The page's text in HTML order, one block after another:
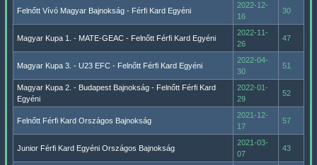
Felnőtt Vívó Magyar Bajnokság - Férfi Kard Egyéni
2022-12-
16
30
Magyar Kupa 1. - MATE-GEAC - Felnőtt Férfi Kard Egyéni
2022-11-
26
47
Magyar Kupa 3. - U23 EFC - Felnőtt Férfi Kard Egyéni
2022-04-
30
51
Magyar Kupa 2. - Budapest Bajnokság - Felnőtt Férfi Kard
Egyéni
2022-01-
29
52
Felnőtt Férfi Kard Országos Bajnokság
2021-12-
17
57
Junior Férfi Kard Egyéni Országos Bajnokság
2021-03-
07
43